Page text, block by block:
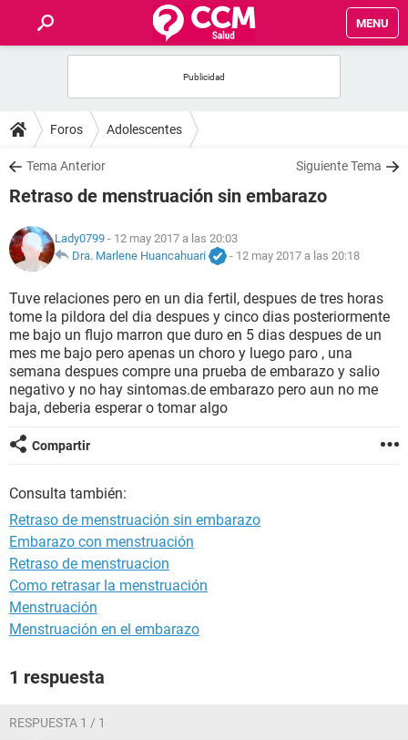
MENU
FOROS
SALUD
NUTRICIÓN
BIENESTAR
SEXUALIDAD
GLOSARIO
Foros Adolescentes
Tema Anterior Siguiente Tema
Retraso de menstruación sin embarazo
Lady0799 - 12 may 2017 a las 20:03
Dra. Marlene Huancahuari
- 12 may 2017 a las 20:18
Tuve relaciones pero en un dia fertil, despues de tres horas
tome la pildora del dia despues y cinco dias posteriormente
me bajo un flujo marron que duro en 5 dias despues de un
mes me bajo pero apenas un choro y luego paro , una
semana despues compre una prueba de embarazo y salio
negativo y no hay sintomas.de embarazo pero aun no me
baja, deberia esperar o tomar algo
Compartir
Consulta también:
Retraso de menstruación sin embarazo
Embarazo con menstruación
Retraso de menstruacion
Como retrasar la menstruación
Menstruación
Menstruación en el embarazo
1 respuesta
RESPUESTA 1 / 1